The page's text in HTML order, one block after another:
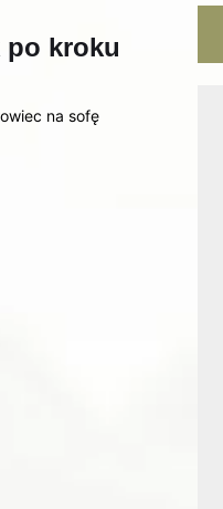
po kroku
na sofę